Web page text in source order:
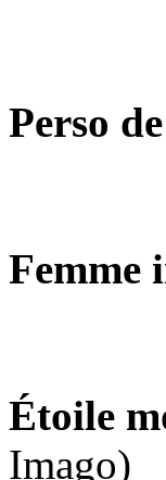
Perso
Femme
Étoile
Imago)